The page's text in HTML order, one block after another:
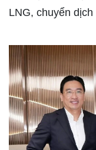
LNG, chuyển